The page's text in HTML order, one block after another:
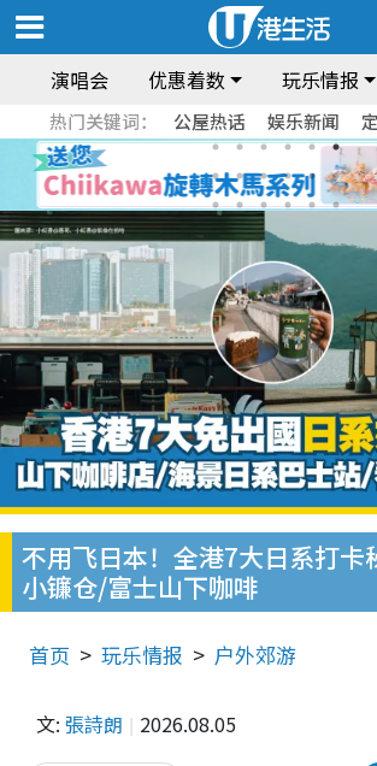
演唱会 优惠着数 玩乐情报
热门关键词： 公屋热话 娱乐新闻
不用飞日本！全港7大日系打卡
小镰仓/富士山下咖啡
首页 玩乐情报 户外郊游
文: 張詩朗 2026.08.05